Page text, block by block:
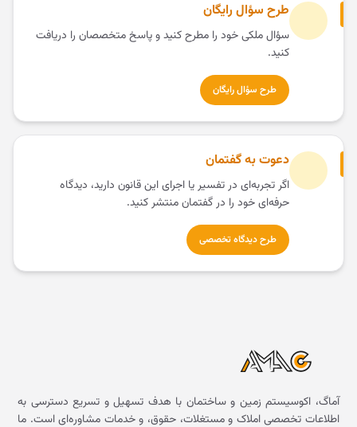
طرح سؤال رایگان
سؤال ملکی خود را مطرح کنید و پاسخ متخصصان را دریافت
کنید.
طرح سؤال رایگان
دعوت به گفتمان
اگر تجربه‌ای در تفسیر یا اجرای این قانون دارید، دیدگاه
حرفه‌ای خود را در گفتمان منتشر کنید.
طرح دیدگاه تخصصی
آماگ، اکوسیستم زمین و ساختمان با هدف تسهیل و تسریع دسترسی به
اطلاعات تخصصی املاک و مستغلات، حقوق، و خدمات مشاوره‌ای است. ما